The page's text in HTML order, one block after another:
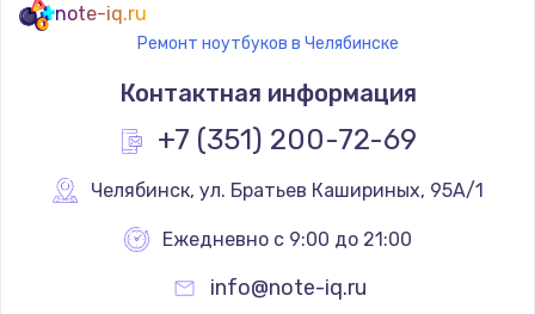
note-iq.ru
Ремонт ноутбуков в Челябинске
Контактная информация
+7 (351) 200-72-69
Челябинск, ул. Братьев Кашириных, 95А/1
Ежедневно с 9:00 до 21:00
info@note-iq.ru